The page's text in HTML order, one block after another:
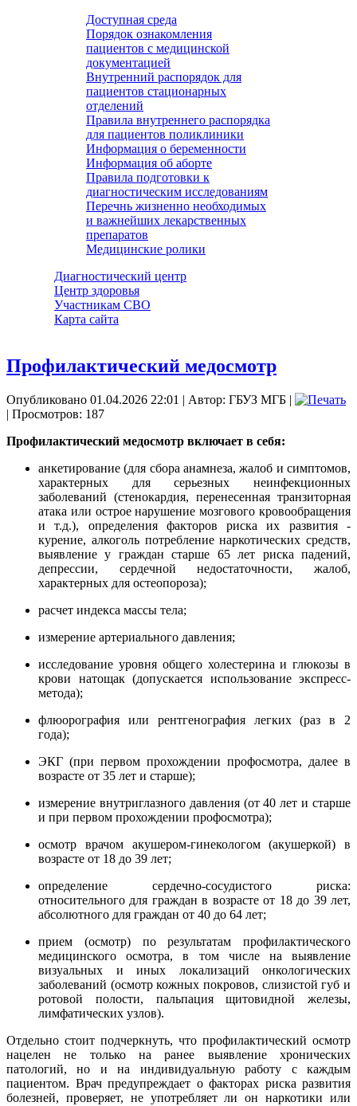
Доступная среда
Порядок ознакомления
пациентов с медицинской
документацией
Внутренний распорядок для
пациентов стационарных
отделений
Правила внутреннего распорядка
для пациентов поликлиники
Информация о беременности
Информация об аборте
Правила подготовки к
диагностическим исследованиям
Перечнь жизненно необходимых
и важнейших лекарственных
препаратов
Медицинские ролики
Диагностический центр
Центр здоровья
Участникам СВО
Карта сайта
Профилактический медосмотр
Опубликовано 01.04.2026 22:01 | Автор: ГБУЗ МГБ |
| Просмотров: 187
Профилактический медосмотр включает в себя:
анкетирование (для сбора анамнеза, жалоб и симптомов,
характерных для серьезных неинфекционных
заболеваний (стенокардия, перенесенная транзиторная
атака или острое нарушение мозгового кровообращения
и т.д.), определения факторов риска их развития -
курение, алкоголь потребление наркотических средств,
выявление у граждан старше 65 лет риска падений,
депрессии, сердечной недостаточности, жалоб,
характерных для остеопороза);
расчет индекса массы тела;
измерение артериального давления;
исследование уровня общего холестерина и глюкозы в
крови натощак (допускается использование экспресс-
метода);
флюорография или рентгенография легких (раз в 2
года);
ЭКГ (при первом прохождении профосмотра, далее в
возрасте от 35 лет и старше);
измерение внутриглазного давления (от 40 лет и старше
и при первом прохождении профосмотра);
осмотр врачом акушером-гинекологом (акушеркой) в
возрасте от 18 до 39 лет;
определение сердечно-сосудистого риска:
относительного для граждан в возрасте от 18 до 39 лет,
абсолютного для граждан от 40 до 64 лет;
прием (осмотр) по результатам профилактического
медицинского осмотра, в том числе на выявление
визуальных и иных локализаций онкологических
заболеваний (осмотр кожных покровов, слизистой губ и
ротовой полости, пальпация щитовидной железы,
лимфатических узлов).
Отдельно стоит подчеркнуть, что профилактический осмотр
нацелен не только на ранее выявление хронических
патологий, но и на индивидуальную работу с каждым
пациентом. Врач предупреждает о факторах риска развития
болезней, проверяет, не употребляет ли он наркотики или